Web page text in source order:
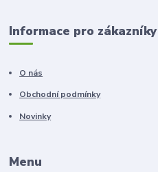
Informace pro zákazníky
O nás
Obchodní podmínky
Novinky
Menu